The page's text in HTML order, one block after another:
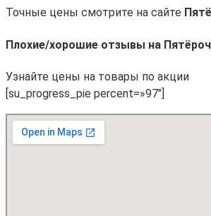
Точные цены смотрите на сайте
Плохие/хорошие отзывы на
Узнайте цены на товары по акции
[su_progress_pie percent=»97″]